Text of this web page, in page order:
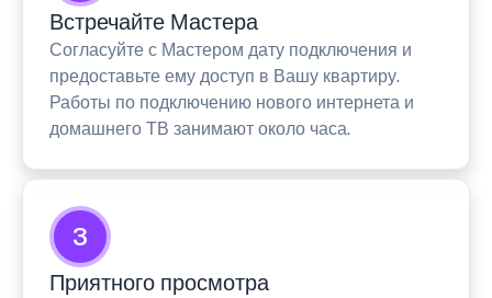
Встречайте Мастера
Согласуйте с Мастером дату подключения и
предоставьте ему доступ в Вашу квартиру.
Работы по подключению нового интернета и
домашнего ТВ занимают около часа.
3
Приятного просмотра